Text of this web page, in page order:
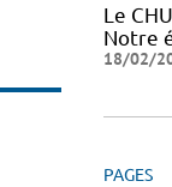
Le
Notre
18/02/
PAGES